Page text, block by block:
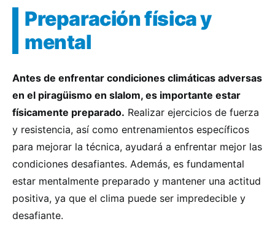
Preparación física y
mental
Antes de enfrentar condiciones climáticas adversas
en el piragüismo en slalom, es importante estar
físicamente preparado. Realizar ejercicios de fuerza
y resistencia, así como entrenamientos específicos
para mejorar la técnica, ayudará a enfrentar mejor las
condiciones desafiantes. Además, es fundamental
estar mentalmente preparado y mantener una actitud
positiva, ya que el clima puede ser impredecible y
desafiante.